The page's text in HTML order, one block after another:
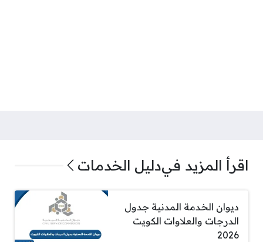
اقرأ المزيد فيدليل الخدمات
ديوان الخدمة المدنية جدول
الدرجات والعلاوات الكويت
2026